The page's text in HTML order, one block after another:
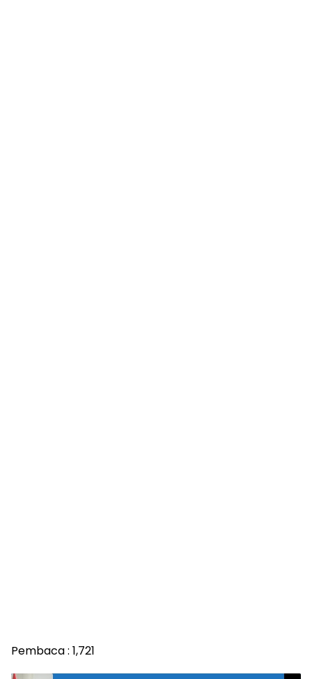
Pembaca : 1,721